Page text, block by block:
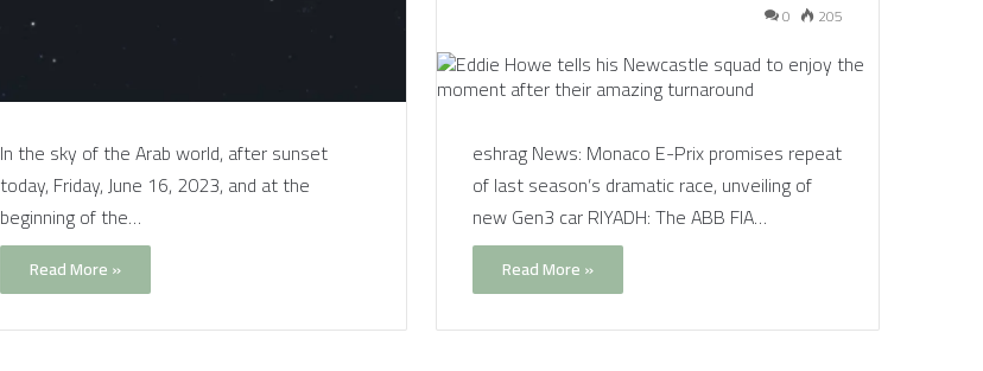
In the sky of the Arab world, after sunset
today, Friday, June 16, 2023, and at the
beginning of the…
Read More »
0 205
eshrag News: Monaco E-Prix promises repeat
of last season’s dramatic race, unveiling of
new Gen3 car RIYADH: The ABB FIA…
Read More »